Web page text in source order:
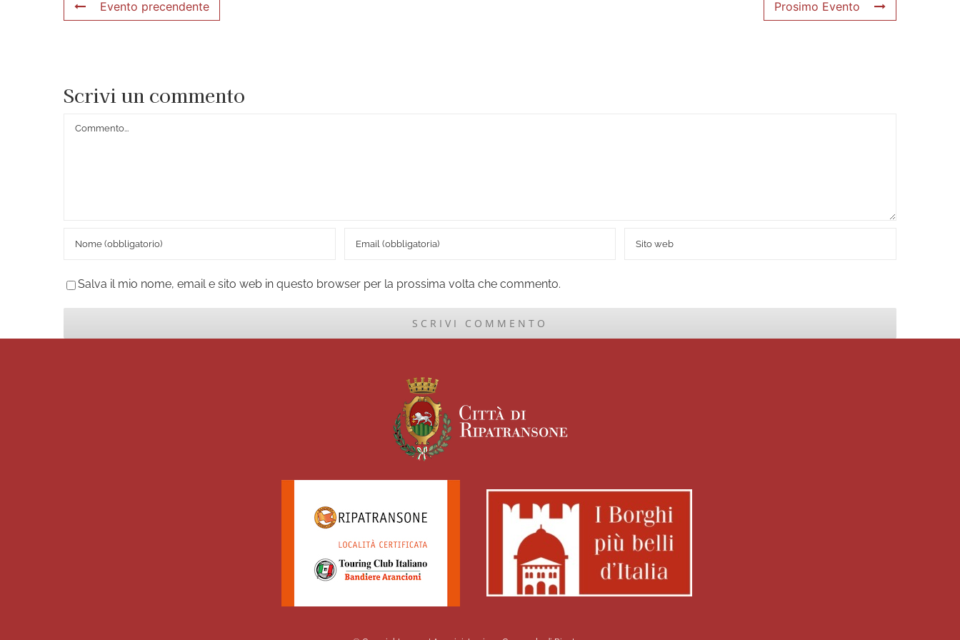
Evento precendente Prosimo Evento
Scrivi un commento
Commento
Salva il mio nome, email e sito web in questo browser per la prossima volta che commento.